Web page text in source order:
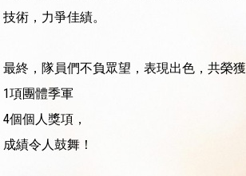
技術，力爭佳績。
最終，隊員們不負眾望，表現出色，共榮獲
1項團體季軍
4個個人獎項，
成績令人鼓舞！